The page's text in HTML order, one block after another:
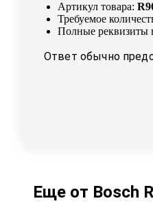
Артикул товара:
Требуемое
Полные реквизиты
Ответ обычно
Еще от Bosch